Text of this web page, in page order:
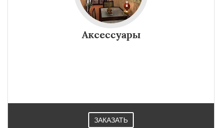
Аксессуары
ЗАКАЗАТЬ